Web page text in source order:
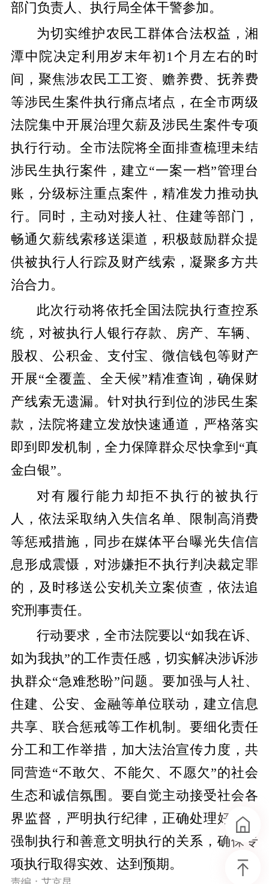
部门负责人、执行局全体干警参加。
为切实维护农民工群体合法权益，湘
潭中院决定利用岁末年初1个月左右的时
间，聚焦涉农民工工资、赡养费、抚养费
等涉民生案件执行痛点堵点，在全市两级
法院集中开展治理欠薪及涉民生案件专项
执行行动。全市法院将全面排查梳理未结
涉民生执行案件，建立“一案一档”管理台
账，分级标注重点案件，精准发力推动执
行。同时，主动对接人社、住建等部门，
畅通欠薪线索移送渠道，积极鼓励群众提
供被执行人行踪及财产线索，凝聚多方共
治合力。
此次行动将依托全国法院执行查控系
统，对被执行人银行存款、房产、车辆、
股权、公积金、支付宝、微信钱包等财产
开展“全覆盖、全天候”精准查询，确保财
产线索无遗漏。针对执行到位的涉民生案
款，法院将建立发放快速通道，严格落实
即到即发机制，全力保障群众尽快拿到“真
金白银”。
对有履行能力却拒不执行的被执行
人，依法采取纳入失信名单、限制高消费
等惩戒措施，同步在媒体平台曝光失信信
息形成震慑，对涉嫌拒不执行判决裁定罪
的，及时移送公安机关立案侦查，依法追
究刑事责任。
行动要求，全市法院要以“如我在诉、
如为我执”的工作责任感，切实解决涉诉涉
执群众“急难愁盼”问题。要加强与人社、
住建、公安、金融等单位联动，建立信息
共享、联合惩戒等工作机制。要细化责任
分工和工作举措，加大法治宣传力度，共
同营造“不敢欠、不能欠、不愿欠”的社会
生态和诚信氛围。要自觉主动接受社会各
界监督，严明执行纪律，正确处理好依法
强制执行和善意文明执行的关系，确保专
项执行取得实效、达到预期。